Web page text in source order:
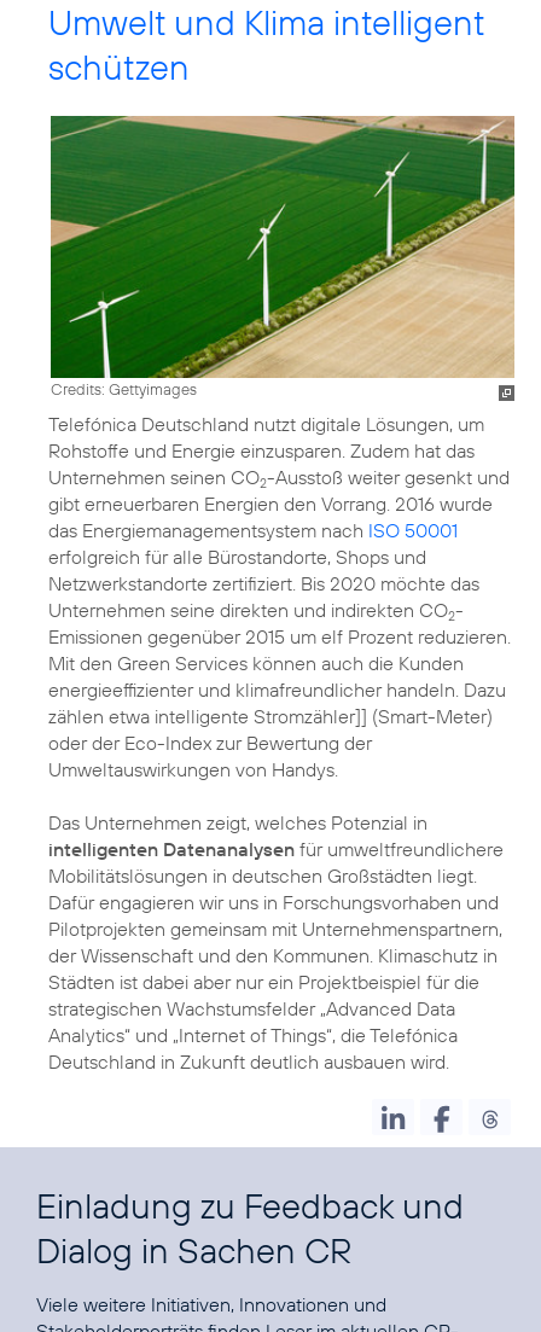
Umwelt und Klima intelligent
schützen
Credits: Gettyimages
Telefónica Deutschland nutzt digitale Lösungen, um
Rohstoffe und Energie einzusparen. Zudem hat das
Unternehmen seinen CO2-Ausstoß weiter gesenkt und
gibt erneuerbaren Energien den Vorrang. 2016 wurde
das Energiemanagementsystem nach ISO 50001
erfolgreich für alle Bürostandorte, Shops und
Netzwerkstandorte zertifiziert. Bis 2020 möchte das
Unternehmen seine direkten und indirekten CO2-
Emissionen gegenüber 2015 um elf Prozent reduzieren.
Mit den Green Services können auch die Kunden
energieeffizienter und klimafreundlicher handeln. Dazu
zählen etwa intelligente Stromzähler]] (Smart-Meter)
oder der Eco-Index zur Bewertung der
Umweltauswirkungen von Handys.
Das Unternehmen zeigt, welches Potenzial in
intelligenten Datenanalysen für umweltfreundlichere
Mobilitätslösungen in deutschen Großstädten liegt.
Dafür engagieren wir uns in Forschungsvorhaben und
Pilotprojekten gemeinsam mit Unternehmenspartnern,
der Wissenschaft und den Kommunen. Klimaschutz in
Städten ist dabei aber nur ein Projektbeispiel für die
strategischen Wachstumsfelder „Advanced Data
Analytics“ und „Internet of Things“, die Telefónica
Deutschland in Zukunft deutlich ausbauen wird.
Einladung zu Feedback und
Dialog in Sachen CR
Viele weitere Initiativen, Innovationen und